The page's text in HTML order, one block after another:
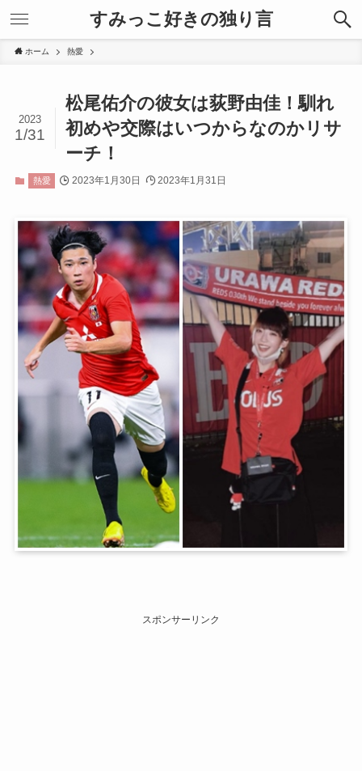
すみっこ好きの独り言
ホーム 熱愛
松尾佑介の彼女は荻野由佳！馴れ
初めや交際はいつからなのかリサ
ーチ！
2023
1/31
熱愛 2023年1月30日 2023年1月31日
スポンサーリンク